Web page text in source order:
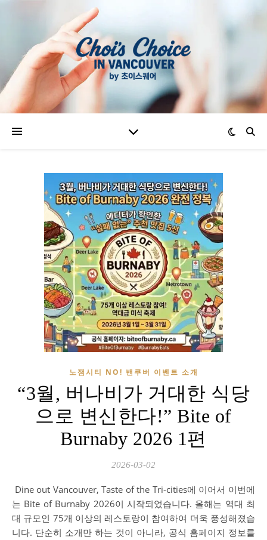
노잼시티 NO! 밴쿠버 이벤트 소개
“3월, 버나비가 거대한 식당
으로 변신한다!” Bite of
Burnaby 2026 1편
2026-03-02
Dine out Vancouver, Taste of the Tri-cities에 이어서 이번에
는 Bite of Burnaby 2026이 시작되었습니다. 올해는 역대 최
대 규모인 75개 이상의 레스토랑이 참여하여 더욱 풍성해졌습
니다. 단순히 소개만 하는 것이 아니라, 공식 홈페이지 정보를